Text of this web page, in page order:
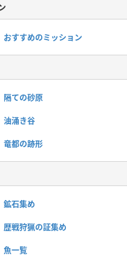
おすすめのミッション
隔ての砂原
油涌き谷
竜都の跡形
鉱石集め
歴戦狩猟の証集め
魚一覧